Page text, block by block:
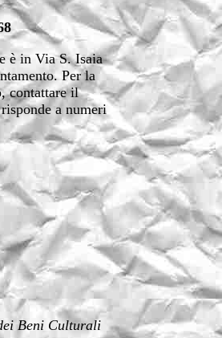
è in Via S. Isaia
Per la
contattare il
a numeri
Beni Culturali